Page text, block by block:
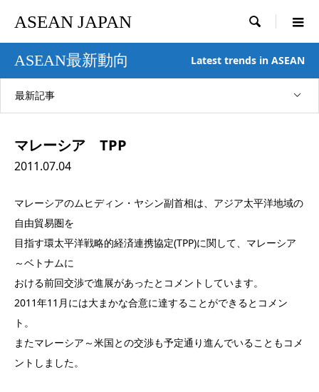
ASEAN JAPAN 
ASEAN最新動向 Latest trends in ASEAN
最新記事
マレーシア TPP
2011.07.04
マレーシアのムヒディン・ヤシン副首相は、アジア太平洋地域の
自由貿易圏を
目指す環太平洋戦略的経済連携協定(TPP)に関して、マレーシア
～ベトナムに
おける前回交渉で進展があったとコメントしています。
2011年11月には大まかな合意に達することができるとコメン
ト。
またマレーシア～米国との交渉も予定通り進んでいることもコメ
ントしました。